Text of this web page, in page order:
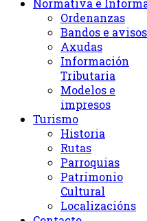
Normativa e
Ordenanzas
Bandos e avisos
Axudas
Información
Tributaria
Modelos e
impresos
Turismo
Historia
Rutas
Parroquias
Patrimonio
Cultural
Localizacións